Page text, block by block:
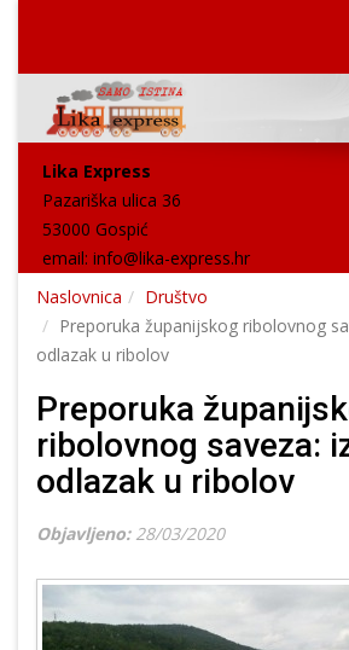
Lika Express
Pazariška ulica 36
53000 Gospić
email: info@lika-express.hr
Naslovnica
Društvo
Preporuka županijskog ribolovnog
odlazak u ribolov
Preporuka
ribolovnog saveza:
odlazak u ribolov
Objavljeno: 28/03/2020